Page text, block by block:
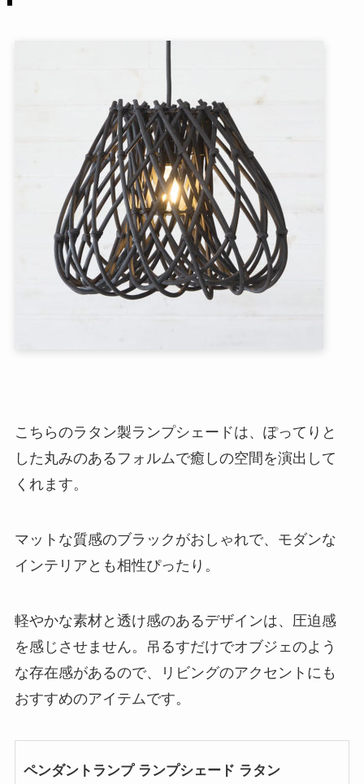
こちらのラタン製ランプシェードは、ぽってりと
した丸みのあるフォルムで癒しの空間を演出して
くれます。
マットな質感のブラックがおしゃれで、モダンな
インテリアとも相性ぴったり。
軽やかな素材と透け感のあるデザインは、圧迫感
を感じさせません。吊るすだけでオブジェのよう
な存在感があるので、リビングのアクセントにも
おすすめのアイテムです。
ペンダントランプ ランプシェード ラタン